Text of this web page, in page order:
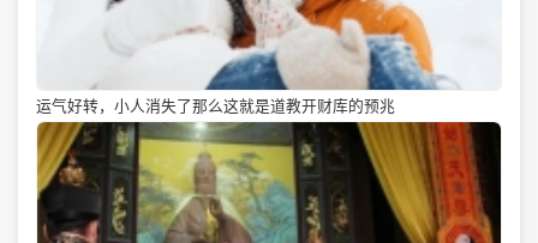
运气好转，小人消失了那么这就是道教开财库的预兆